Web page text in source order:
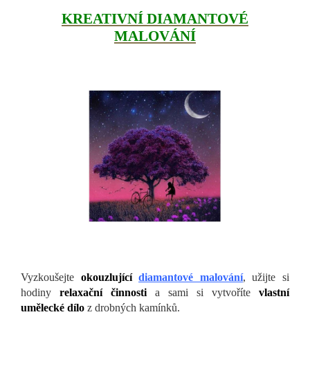
KREATIVNÍ DIAMANTOVÉ
MALOVÁNÍ
Vyzkoušejte okouzlující diamantové malování, užijte si
hodiny relaxační činnosti a sami si vytvoříte vlastní
umělecké dílo z drobných kamínků.